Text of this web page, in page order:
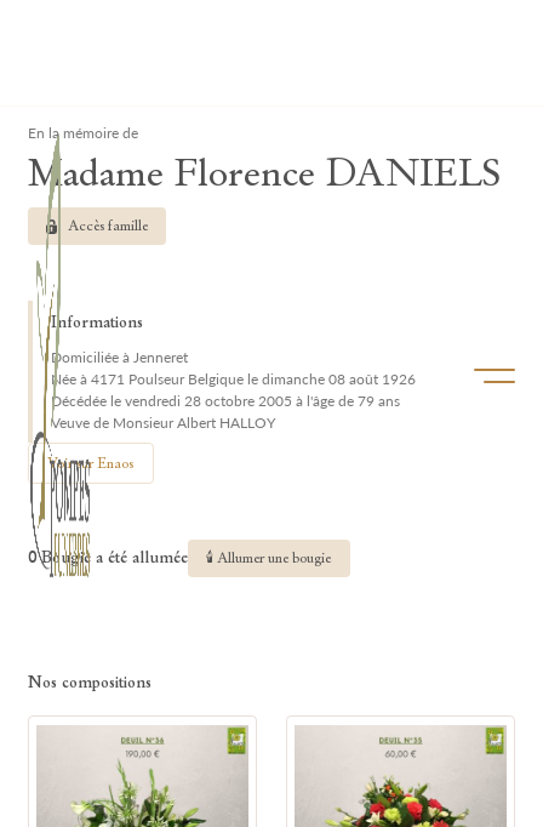
Ouvrir/
En la mémoire de
Madame Florence DANIELS
Accès famille
Informations
Domiciliée à Jenneret
Née à 4171 Poulseur Belgique le dimanche 08 août 1926
Décédée le vendredi 28 octobre 2005 à l'âge de 79 ans
Veuve de Monsieur Albert HALLOY
Voir sur Enaos
0 Bougie a été allumée 🕯 Allumer une bougie
Nos compositions